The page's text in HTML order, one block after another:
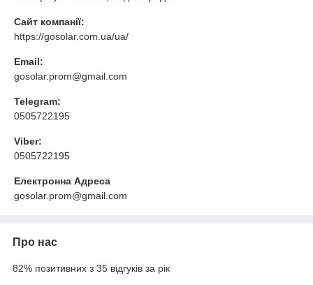
Сайт компанії:
https://gosolar.com.ua/ua/
Email:
gosolar.prom@gmail.com
Telegram:
0505722195
Viber:
0505722195
Електронна Адреса
gosolar.prom@gmail.com
Про нас
82% позитивних з 35 відгуків за рік